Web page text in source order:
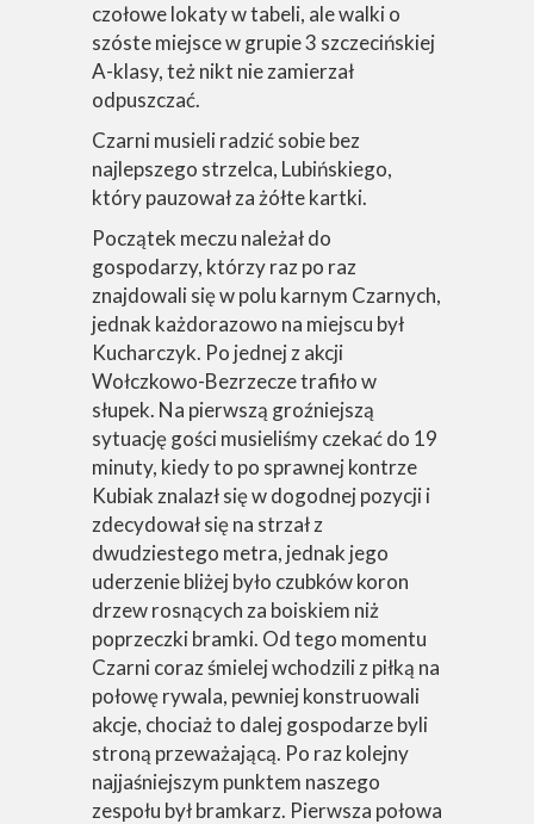
czołowe lokaty w tabeli, ale walki o
szóste miejsce w grupie 3 szczecińskiej
A-klasy, też nikt nie zamierzał
odpuszczać.
Czarni musieli radzić sobie bez
najlepszego strzelca, Lubińskiego,
który pauzował za żółte kartki.
Początek meczu należał do
gospodarzy, którzy raz po raz
znajdowali się w polu karnym Czarnych,
jednak każdorazowo na miejscu był
Kucharczyk. Po jednej z akcji
Wołczkowo-Bezrzecze trafiło w
słupek. Na pierwszą groźniejszą
sytuację gości musieliśmy czekać do 19
minuty, kiedy to po sprawnej kontrze
Kubiak znalazł się w dogodnej pozycji i
zdecydował się na strzał z
dwudziestego metra, jednak jego
uderzenie bliżej było czubków koron
drzew rosnących za boiskiem niż
poprzeczki bramki. Od tego momentu
Czarni coraz śmielej wchodzili z piłką na
połowę rywala, pewniej konstruowali
akcje, chociaż to dalej gospodarze byli
stroną przeważającą. Po raz kolejny
najjaśniejszym punktem naszego
zespołu był bramkarz. Pierwsza połowa